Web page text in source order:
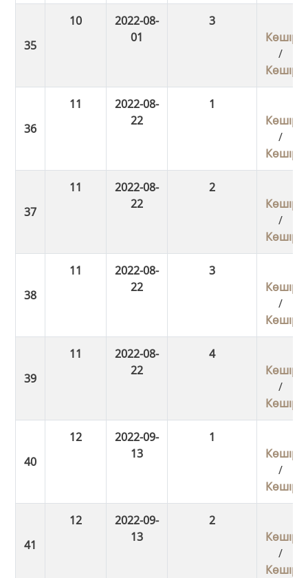
10
2022-08-
01
3
Көшіру
/
Көшіру
11
2022-08-
22
1
Көшіру
/
Көшіру
11
2022-08-
22
2
Көшіру
/
Көшіру
11
2022-08-
22
3
Көшіру
/
Көшіру
11
2022-08-
22
4
Көшіру
/
Көшіру
12
2022-09-
13
1
Көшіру
/
Көшіру
12
2022-09-
13
2
Көшіру
/
Көшіру